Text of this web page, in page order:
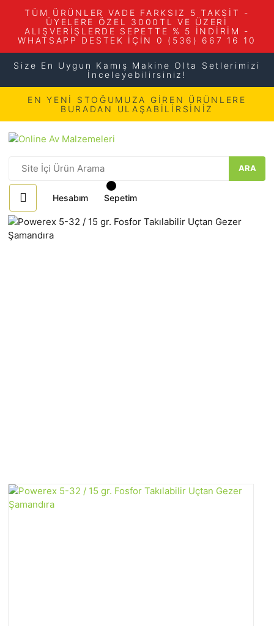
TÜM ÜRÜNLER VADE FARKSIZ 5 TAKSİT -
ÜYELERE ÖZEL 3000TL VE ÜZERİ
ALIŞVERİŞLERDE SEPETTE % 5 İNDİRİM -
WHATSAPP DESTEK İÇİN 0 (536) 667 16 10
Size En Uygun Kamış Makine Olta Setlerimizi
İnceleyebilirsiniz!
EN YENİ STOĞUMUZA GİREN ÜRÜNLERE
BURADAN ULAŞABİLİRSİNİZ
ARA
Hesabım Sepetim